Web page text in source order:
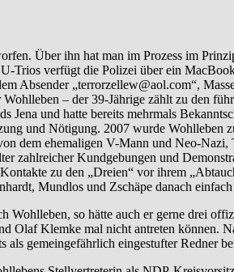
Über ihn hat man im Prozess im
Trios verfügt die Polizei über ein
Absender „terrorzellew@aol.com“,
– der 39-Jährige zählt zu den
und hatte bereits mehrmals
und Nötigung. 2007 wurde Wohlleben
dem ehemaligen V-Mann und Neo-
zahlreicher Kundgebungen und
zu den „Dreien“ vor ihrem
Mundlos und Zschäpe danach einfach
Wohlleben, so hätte auch er gerne drei
Olaf Klemke mal nicht antreten können.
als gemeingefährlich eingestufter Redner